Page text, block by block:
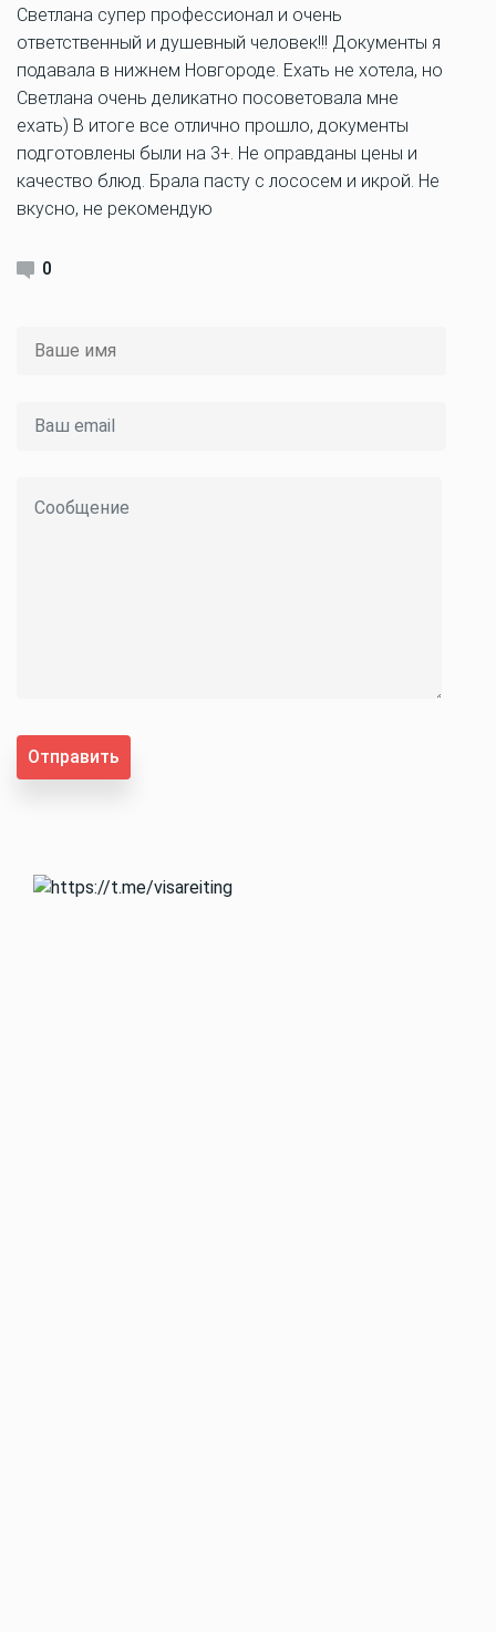
Светлана супер профессионал и очень
ответственный и душевный человек!!! Документы я
подавала в нижнем Новгороде. Ехать не хотела, но
Светлана очень деликатно посоветовала мне
ехать) В итоге все отлично прошло, документы
подготовлены были на 3+. Не оправданы цены и
качество блюд. Брала пасту с лососем и икрой. Не
вкусно, не рекомендую
0
Отправить